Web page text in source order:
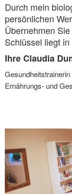
Durch mein
persönlichen
Übernehmen
Schlüssel liegt
Ihre Claudia
Ernährungs- und